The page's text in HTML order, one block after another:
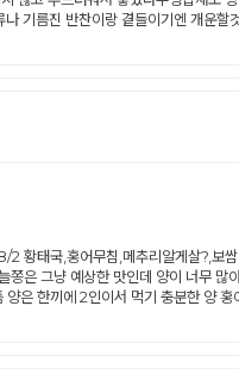
기름진 반찬이랑 곁들이기엔 개운할
황태국,홍어무침,메추리알게살?,보
은 그냥 예상한 맛인데 양이 너무 많
은 한끼에 2인이서 먹기 충분한 양 홍